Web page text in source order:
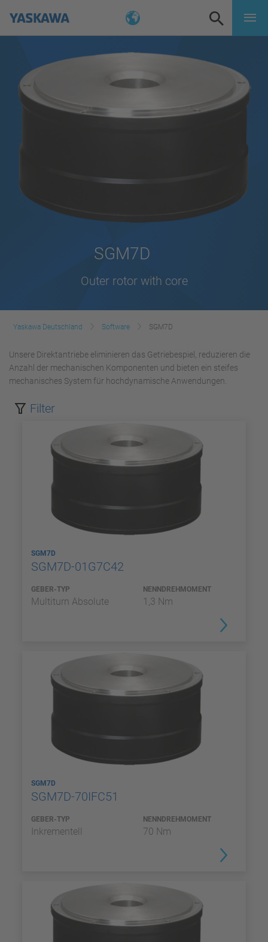
SGM7D
Outer rotor with core
Yaskawa Deutschland Software SGM7D
Unsere Direktantriebe eliminieren das Getriebespiel, reduzieren die
Anzahl der mechanischen Komponenten und bieten ein steifes
mechanisches System für hochdynamische Anwendungen.
Filter
SGM7D
SGM7D-01G7C42
GEBER-TYP
Multiturn Absolute
NENNDREHMOMENT
1,3 Nm
SGM7D
SGM7D-70IFC51
GEBER-TYP
Inkrementell
NENNDREHMOMENT
70 Nm